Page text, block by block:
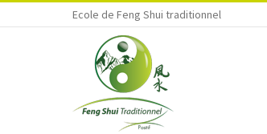
to
Ecole de Feng Shui traditionnel